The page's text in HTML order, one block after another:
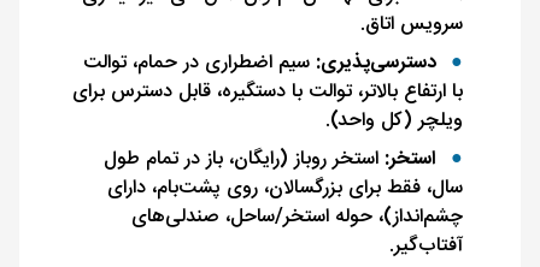
سرویس اتاق.
دسترسی‌پذیری: سیم اضطراری در حمام، توالت
با ارتفاع بالاتر، توالت با دستگیره، قابل دسترس برای
ویلچر (کل واحد).
استخر: استخر روباز (رایگان، باز در تمام طول
سال، فقط برای بزرگسالان، روی پشت‌بام، دارای
چشم‌انداز)، حوله استخر/ساحل، صندلی‌های
آفتاب‌گیر.